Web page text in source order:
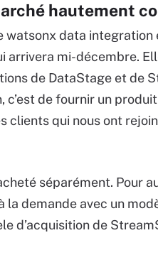
hautement
data integration
arrivera mi-décembre.
de DataStage et de
c’est de fournir un
clients qui nous ont
séparément. Pour
demande avec un
d’acquisition de